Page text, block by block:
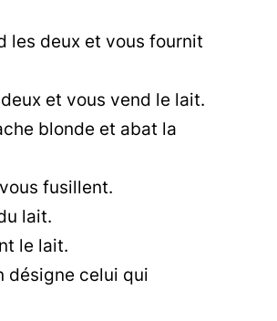
les deux et vous fournit
et vous vend le lait.
blonde et abat la
fusillent.
lait.
le lait.
désigne celui qui